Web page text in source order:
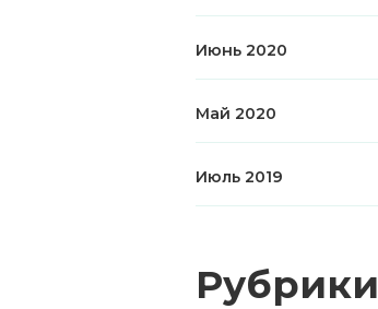
Июнь 2020
Май 2020
Июль 2019
Рубрики